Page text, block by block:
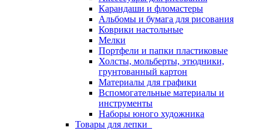
Карандаши и фломастеры
Альбомы и бумага для рисования
Коврики настольные
Мелки
Портфели и папки пластиковые
Холсты, мольберты, этюдники,
грунтованный картон
Материалы для графики
Вспомогательные материалы и
инструменты
Наборы юного художника
Товары для лепки